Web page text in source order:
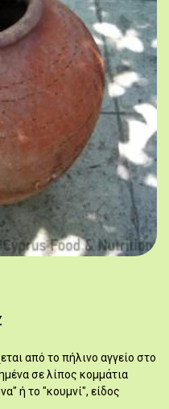
από το πήλινο αγγείο στο
σε λίπος κομμάτια
ή το "κουμνί", είδος